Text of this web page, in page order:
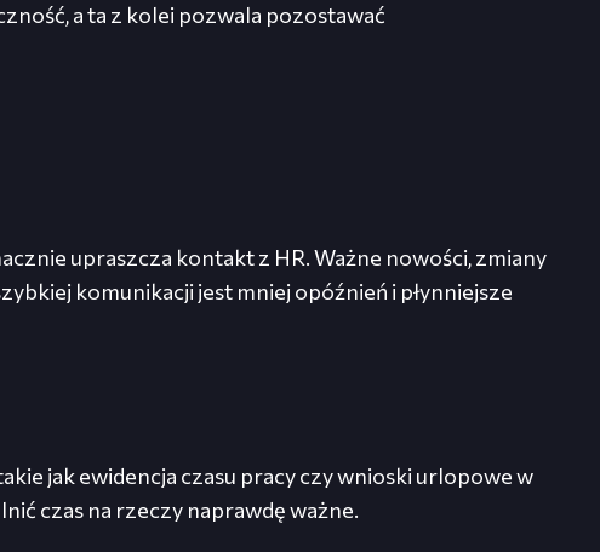
a ta z kolei pozwala pozostawać
upraszcza kontakt z HR. Ważne nowości, zmiany
komunikacji jest mniej opóźnień i płynniejsze
jak ewidencja czasu pracy czy wnioski urlopowe w
czas na rzeczy naprawdę ważne.